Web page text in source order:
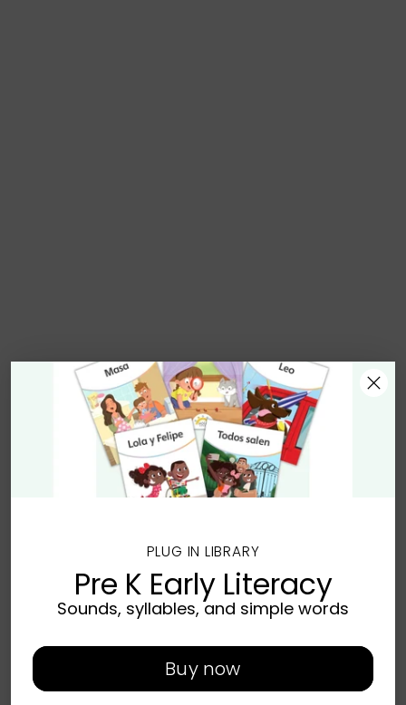
PLUG IN LIBRARY
Pre K Early Literacy
Sounds, syllables, and simple words
Buy now